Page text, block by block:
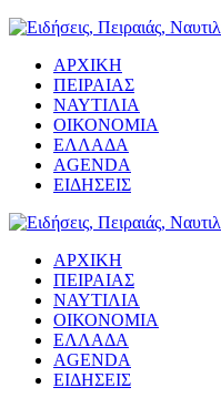
ΑΡΧΙΚΗ
ΠΕΙΡΑΙΑΣ
ΝΑΥΤΙΛΙΑ
ΟΙΚΟΝΟΜΙΑ
ΕΛΛΑΔΑ
AGENDA
ΕΙΔΗΣΕΙΣ
ΑΡΧΙΚΗ
ΠΕΙΡΑΙΑΣ
ΝΑΥΤΙΛΙΑ
ΟΙΚΟΝΟΜΙΑ
ΕΛΛΑΔΑ
AGENDA
ΕΙΔΗΣΕΙΣ